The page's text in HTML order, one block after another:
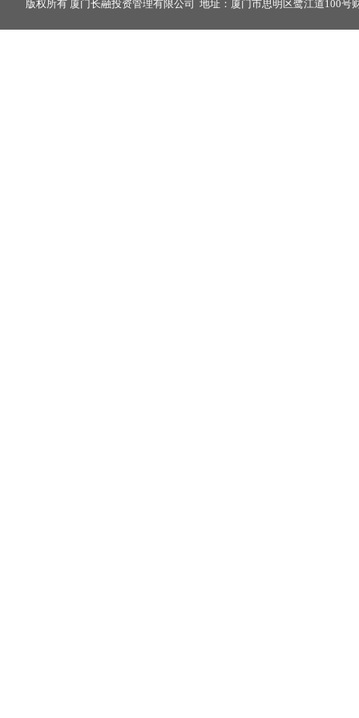
版权所有 厦门长融投资管理有限公司 地址：厦门市思明区鹭江道100